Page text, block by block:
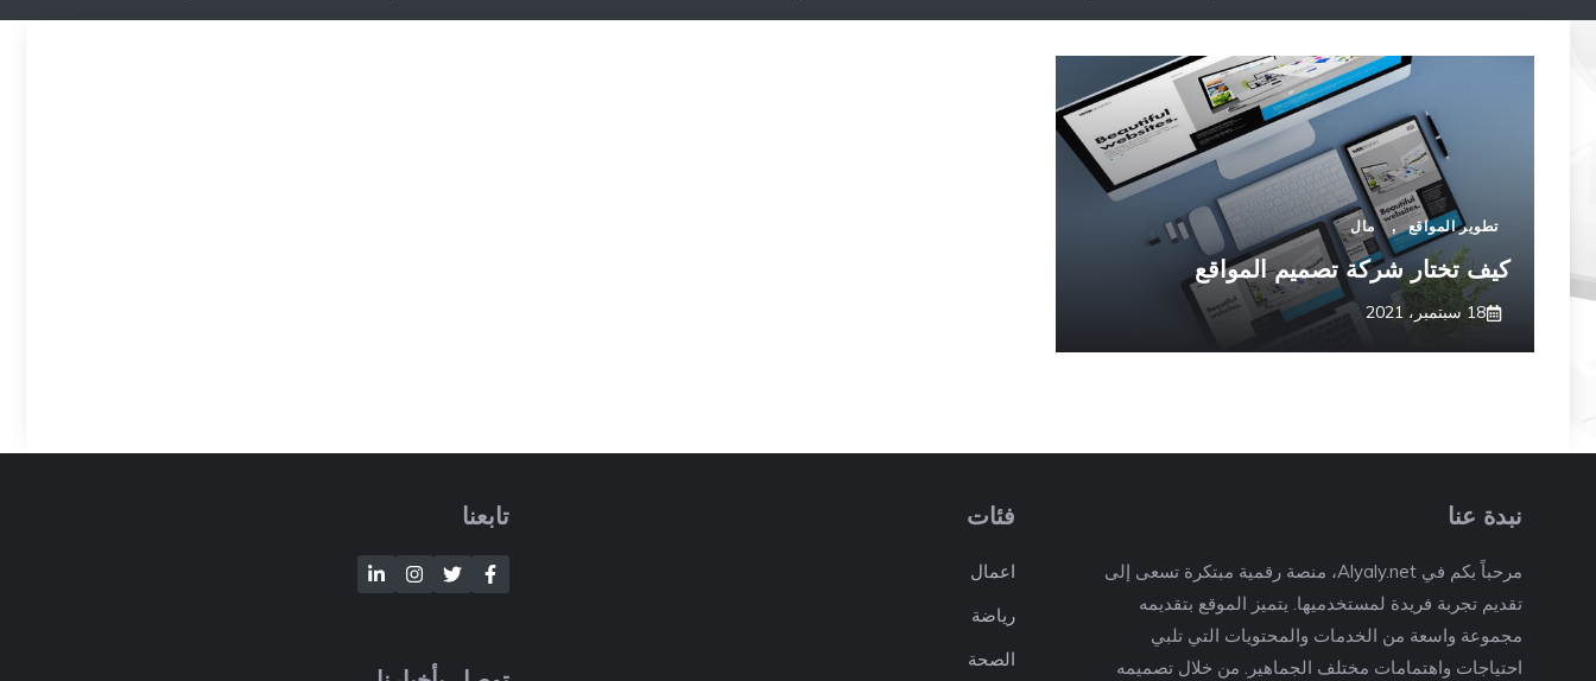
تطوير المواقع , مال
كيف تختار شركة تصميمالمواقع
18 سبتمبر، 2021
نبدة عنا
مرحباً بكم في Alyaly.net، منصة رقمية مبتكرة تسعى إلى
تقديم تجربة فريدة لمستخدميها. يتميز الموقع بتقديمه
مجموعة واسعة من الخدمات والمحتويات التي تلبي
احتياجات واهتمامات مختلف الجماهير. من خلال تصميمه
فئات
اعمال
رياضة
الصحة
تابعنا